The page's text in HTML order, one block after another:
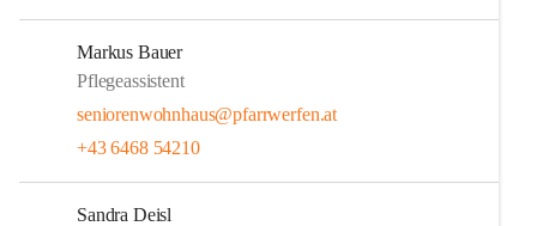
Markus Bauer
Pflegeassistent
seniorenwohnhaus@pfarrwerfen.at
+43 6468 54210
Sandra Deisl